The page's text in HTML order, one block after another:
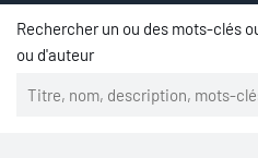
Rechercher un ou des mots-clés
ou d'auteur